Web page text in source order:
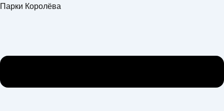
Перейти
Парки Королёва
Меню